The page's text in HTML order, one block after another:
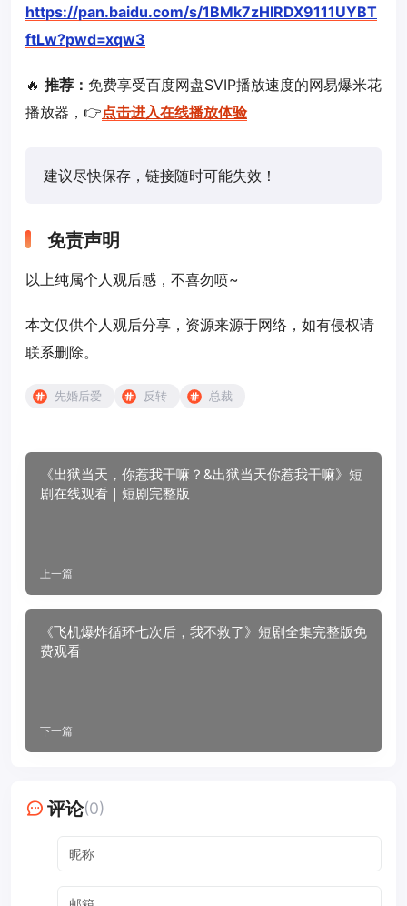
https://pan.baidu.com/s/1BMk7zHIRDX9111UYBT
ftLw?pwd=xqw3
🔥 推荐： 免费享受百度网盘SVIP播放速度的网易爆米花
播放器，👉点击进入在线播放体验
建议尽快保存，链接随时可能失效！
免责声明
以上纯属个人观后感，不喜勿喷~
本文仅供个人观后分享，资源来源于网络，如有侵权请
联系删除。
先婚后爱 反转 总裁
《出狱当天，你惹我干嘛？&出狱当天你惹我干嘛》短
剧在线观看｜短剧完整版
上一篇
《飞机爆炸循环七次后，我不救了》短剧全集完整版免
费观看
下一篇
评论(0)